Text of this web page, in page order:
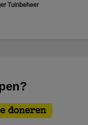
Tuinbeheer
doneren